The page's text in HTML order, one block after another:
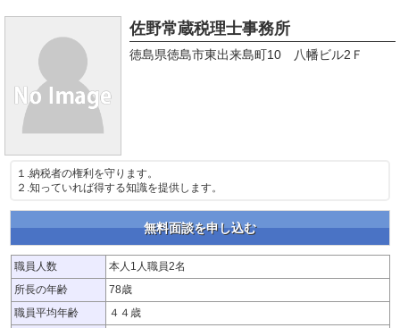
佐野常蔵税理士事務所
徳島県徳島市東出来島町10 八幡ビル2Ｆ
１.納税者の権利を守ります。
２.知っていれば得する知識を提供します。
無料面談を申し込む
職員人数
本人1人職員2名
所長の年齢
78歳
職員平均年齢
４４歳